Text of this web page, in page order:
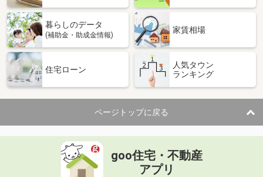
暮らしのデータ
(補助金・助成金情報)
家賃相場
住宅ローン
人気タウン
ランキング
ページトップに戻る
goo住宅・不動産
アプリ